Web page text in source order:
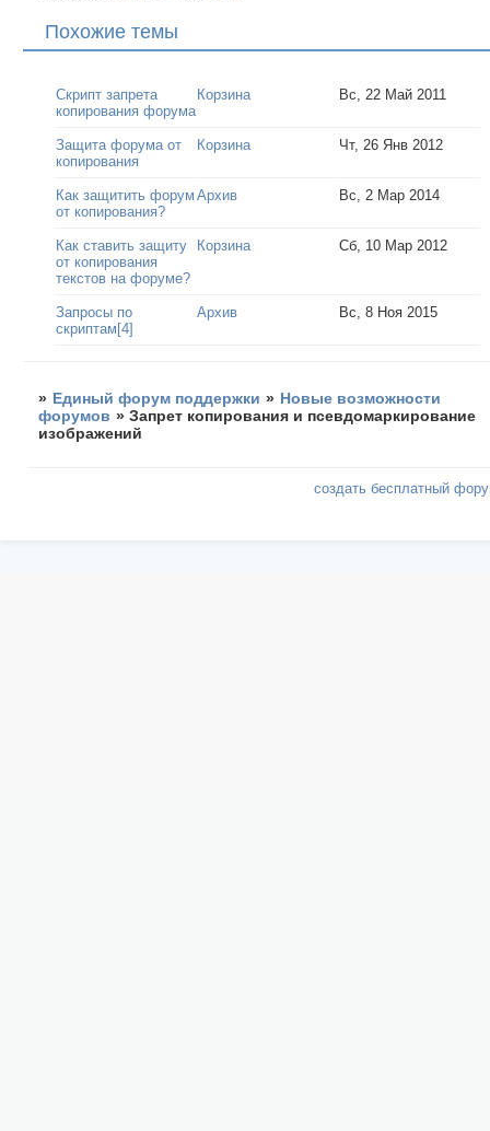
Похожие темы
Скрипт запрета
копирования форума
Корзина Вс, 22 Май 2011
Защита форума от
копирования
Корзина Чт, 26 Янв 2012
Как защитить форум
от копирования?
Архив Вс, 2 Мар 2014
Как ставить защиту
от копирования
текстов на форуме?
Корзина Сб, 10 Мар 2012
Запросы по
скриптам[4]
Архив Вс, 8 Ноя 2015
» Единый форум поддержки » Новые возможности
форумов »Запрет копирования и псевдомаркирование
изображений
создать бесплатный